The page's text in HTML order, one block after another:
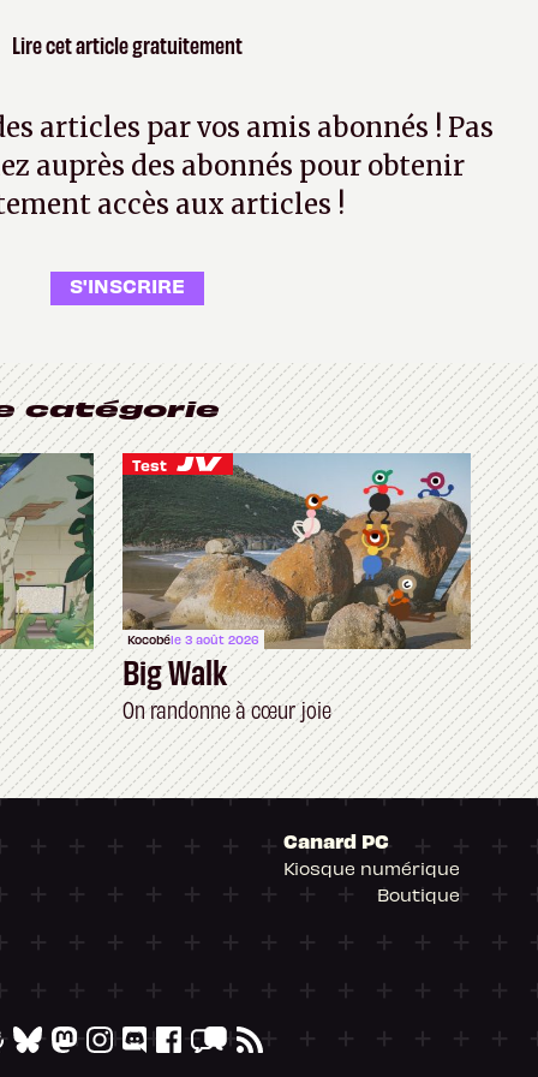
Lire cet article gratuitement
articles par vos amis abonnés ! Pas
auprès des abonnés pour obtenir
accès aux articles !
S'INSCRIRE
catégorie
Test
Kocobéle 3 août 2026
Big Walk
On randonne à cœur joie
Canard PC
Kiosque numérique
Boutique
la conformité avec les